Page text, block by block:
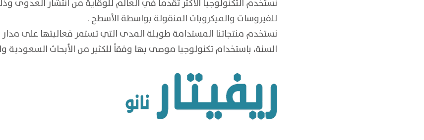
نستخدم التكنولوجيا الأكثر تقدماً في العالم للوقاية من انتشار العدوى
للفيروسات والميكروبات المنقولة بواسطة الأسطح .
السنة، باستخدام تكنولوجيا موصى بها وفقاً للكثير من الأبحاث السعودية